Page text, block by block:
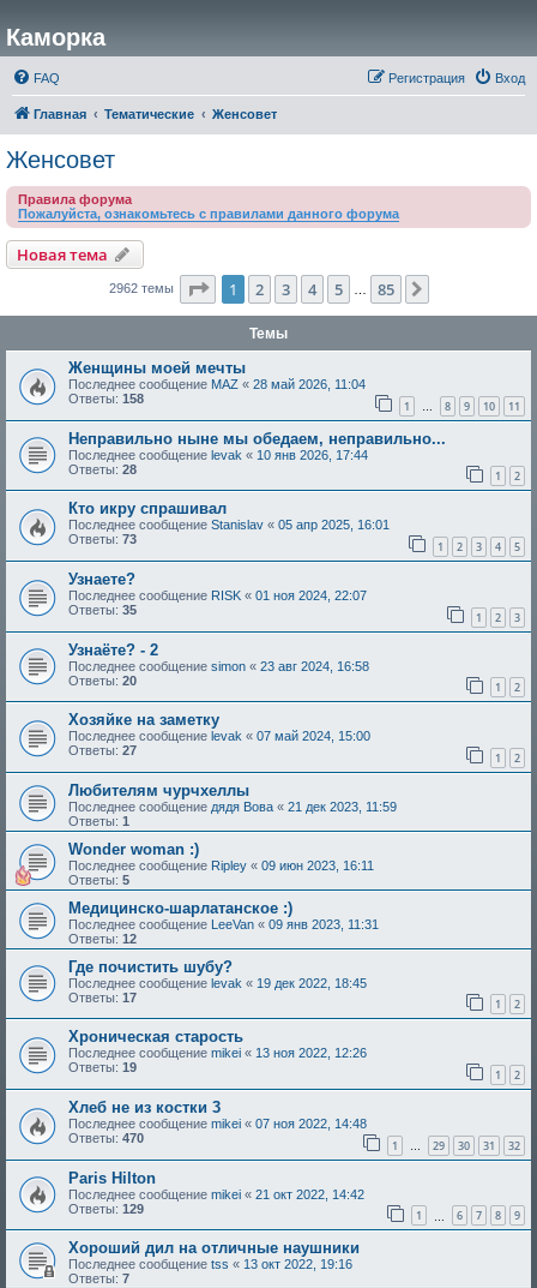
Каморка
FAQ Вход
Регистрация
Главная Тематические Женсовет
Женсовет
Правила форума
Пожалуйста, ознакомьтесь с правилами данного форума
Новая тема
2962 темы Страница из 85
1 2 3 4 5 85
Темы
Женщины моей мечты
Последнее сообщение MAZ « 28 май 2026, 11:04
Ответы: 158 1 … 8 9 10 11
Неправильно ныне мы обедаем, неправильно...
Последнее сообщение levak « 10 янв 2026, 17:44
Ответы: 28 1 2
Кто икру спрашивал
Последнее сообщение Stanislav « 05 апр 2025, 16:01
Ответы: 73 1 2 3 4 5
Узнaете?
Последнее сообщение RISK « 01 ноя 2024, 22:07
Ответы: 35 1 2 3
Узнаёте? - 2
Последнее сообщение simon « 23 авг 2024, 16:58
Ответы: 20 1 2
Хозяйке на заметку
Последнее сообщение levak « 07 май 2024, 15:00
Ответы: 27 1 2
Любителям чурчхеллы
Последнее сообщение дядя Вова « 21 дек 2023, 11:59
Ответы: 1
Wonder woman :)
Последнее сообщение Ripley « 09 июн 2023, 16:11
Ответы: 5
Медицинско-шарлатанское :)
Последнее сообщение LeeVan « 09 янв 2023, 11:31
Ответы: 12
Где почистить шубу?
Последнее сообщение levak « 19 дек 2022, 18:45
Ответы: 17 1 2
Хроническая старость
Последнее сообщение mikei « 13 ноя 2022, 12:26
Ответы: 19 1 2
Хлеб не из костки 3
Последнее сообщение mikei « 07 ноя 2022, 14:48
Ответы: 470 1 … 29 30 31 32
Paris Hilton
Последнее сообщение mikei « 21 окт 2022, 14:42
Ответы: 129 1 6 7 8 9
Хороший дил на отличные наушники
Последнее сообщение tss « 13 окт 2022, 19:16
Ответы: 7